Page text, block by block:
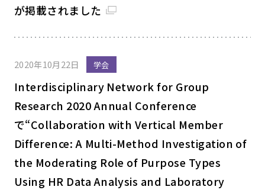
が掲載されました
2020年10月22日 学会
Interdisciplinary Network for Group
Research 2020 Annual Conference
で“Collaboration with Vertical Member
Difference: A Multi-Method Investigation of
the Moderating Role of Purpose Types
Using HR Data Analysis and Laboratory